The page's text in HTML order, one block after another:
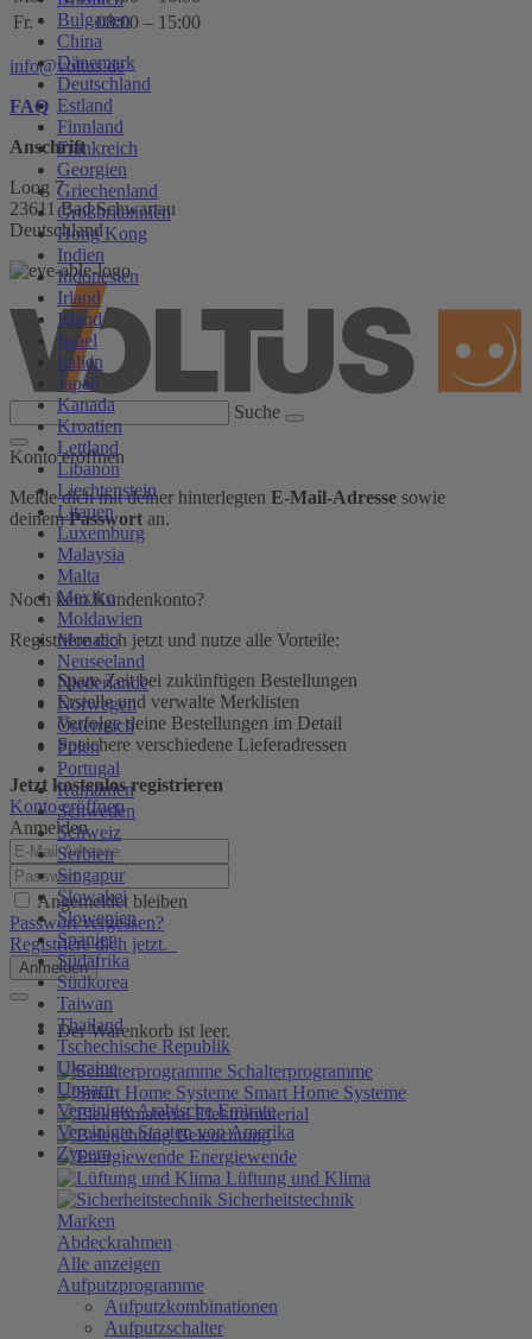
Bulgarien
China
Dänemark
Deutschland
Estland
Finnland
Frankreich
Georgien
Griechenland
Großbritannien
Hong Kong
Indien
Indonesien
Irland
Island
Israel
Italien
Japan
Kanada
Kroatien
Lettland
Libanon
Liechtenstein
Litauen
Luxemburg
Malaysia
Malta
Mexiko
Moldawien
Monaco
Neuseeland
Niederlande
Norwegen
Österreich
Polen
Portugal
Rumänien
Schweden
Schweiz
Serbien
Singapur
Slowakei
Slowenien
Spanien
Südafrika
Südkorea
Taiwan
Thailand
Tschechische Republik
Ukraine
Ungarn
Vereinigte Arabische Emirate
Vereinigte Staaten von Amerika
Zypern
Fr.
08:00 – 15:00
info@voltus.de
FAQ
Anschrift
Loog 7
23611 Bad Schwartau
Deutschland
Suche
Konto eröffnen
Melde dich mit deiner hinterlegten E-Mail-Adresse sowie
deinemPasswort an.
Noch kein Kundenkonto?
Registriere dich jetzt und nutze alle Vorteile:
Spare Zeit bei zukünftigen Bestellungen
Erstelle und verwalte Merklisten
Verfolge deine Bestellungen im Detail
Speichere verschiedene Lieferadressen
Jetzt kostenlos registrieren
Konto eröffnen
Anmelden
Angemeldet bleiben
Passwort vergessen?
Registriere dich jetzt.
Anmelden
Der Warenkorb ist leer.
Schalterprogramme
Smart Home Systeme
Elektromaterial
Beleuchtung
Energiewende
Lüftung und Klima
Sicherheitstechnik
Marken
Abdeckrahmen
Alle anzeigen
Aufputzprogramme
Aufputzkombinationen
Aufputzschalter